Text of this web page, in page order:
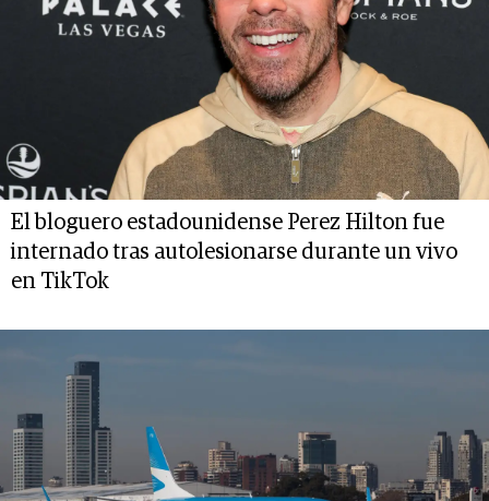
El bloguero estadounidense Perez Hilton fue
internado tras autolesionarse durante un vivo
en TikTok